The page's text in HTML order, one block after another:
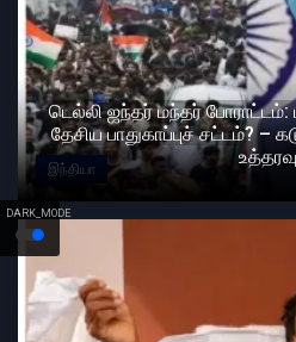
DARK_MODE
இந்தியா
டெல்லி ஜந்தர் மந்தர்
தேசிய பாதுகாப்புச் சட்டம்? –
உத்தரவு